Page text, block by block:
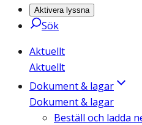
Aktivera lyssna
Sök
Aktuellt
Aktuellt
Dokument & lagar
Dokument & lagar
Beställ och ladda